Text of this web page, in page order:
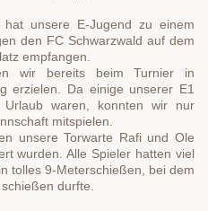
unsere E-Jugend zu einem
den FC Schwarzwald auf dem
empfangen.
wir bereits beim Turnier in
erzielen. Da einige unserer E1
waren, konnten wir nur
mitspielen.
unsere Torwarte Rafi und Ole
wurden. Alle Spieler hatten viel
tolles 9-Meterschießen, bei dem
durfte.